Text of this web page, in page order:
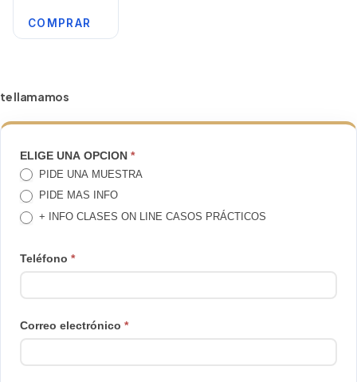
COMPRAR
te llamamos
TE
LLAMAMOS
ELIGE UNA OPCION *
PIDE UNA MUESTRA
PIDE MAS INFO
+ INFO CLASES ON LINE CASOS PRÁCTICOS
Teléfono *
Correo electrónico *